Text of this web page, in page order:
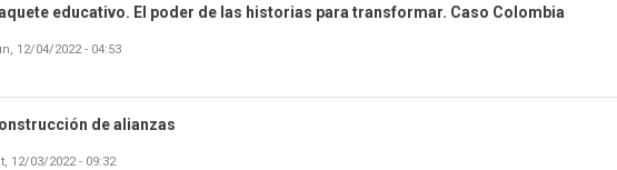
educativo. El poder de las historias para transformar. Caso Colombia
12/04/2022 - 04:53
de alianzas
12/03/2022 - 09:32